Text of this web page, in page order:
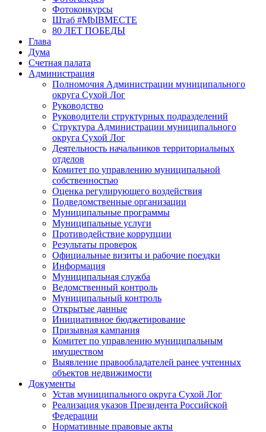
Фотоконкурсы
Штаб #MbIBMECTE
80 ЛЕТ ПОБЕДЫ
Глава
Дума
Счетная палата
Администрация
Полномочия Администрации муниципального
округа Сухой Лог
Руководство
Руководители структурных подразделений
Структура Администрации муниципального
округа Сухой Лог
Деятельность начальников территориальных
отделов
Комитет по управлению муниципальной
собственностью
Оценка регулирующего воздействия
Подведомственные организации
Муниципальные программы
Муниципальные услуги
Противодействие коррупции
Результаты проверок
Официальные визиты и рабочие поездки
Информация
Муниципальная служба
Ведомственный контроль
Муниципальный контроль
Открытые данные
Инициативное бюджетирование
Призывная кампания
Комитет по управлению муниципальным
имуществом
Выявление правообладателей ранее учтенных
объектов недвижимости
Документы
Устав муниципального округа Сухой Лог
Реализация указов Президента Российской
Федерации
Нормативные правовые акты